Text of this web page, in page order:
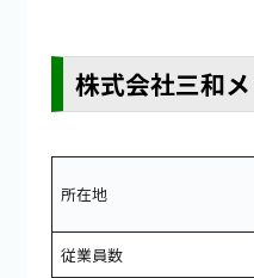
株式会社三和
所在地
従業員数